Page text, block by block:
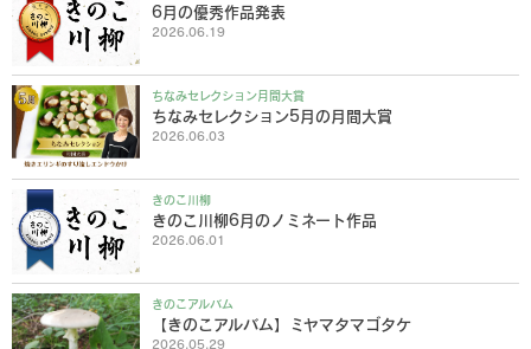
2026.06.19
6月の優秀作品発表
ちなみセレクション月間大賞
2026.06.03
ちなみセレクション5月の月間大賞
きのこ川柳
2026.06.01
きのこ川柳6月のノミネート作品
きのこアルバム
2026.05.29
【きのこアルバム】ミヤマタマゴタケ